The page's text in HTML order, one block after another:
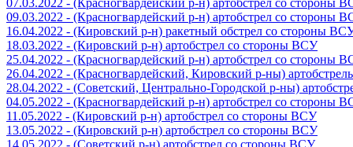
09.03.2022 - (Красногвардейский р-н) артобстрел со стороны
16.04.2022 - (Кировский р-н) ракетный обстрел со стороны
18.03.2022 - (Кировский р-н) артобстрел со стороны ВСУ
25.04.2022 - (Красногвардейский р-н) артобстрел со стороны
26.04.2022 - (Красногвардейский, Кировский р-ны)
28.04.2022 - (Советский, Центрально-Городской р-ны)
04.05.2022 - (Красногвардейский р-н) артобстрел со стороны
11.05.2022 - (Кировский р-н) артобстрел со стороны ВСУ
13.05.2022 - (Кировский р-н) артобстрел со стороны ВСУ
14.05.2022 - (Советский р-н) артобстрел со стороны ВСУ